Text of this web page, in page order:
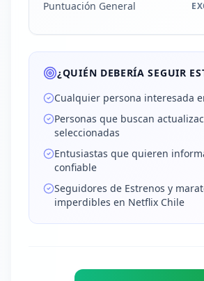
Puntuación General
¿QUIÉN DEBERÍA SEGUIR
Cualquier persona interesada
Personas que buscan
seleccionadas
Entusiastas que quieren
confiable
Seguidores de Estrenos y
imperdibles en Netflix Chile